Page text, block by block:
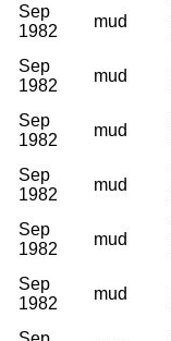
Sep
1982
mud
Sep
1982
mud
Sep
1982
mud
Sep
1982
mud
Sep
1982
mud
Sep
1982
mud